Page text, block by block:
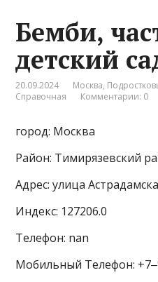
Бемби,
детский
20.09.2024 Москва,
Справочная
Комментарии: 0
город: Москва
Район: Тимирязевский
Адрес: улица
Индекс: 127206.0
Телефон: nan
Мобильный Телефон: